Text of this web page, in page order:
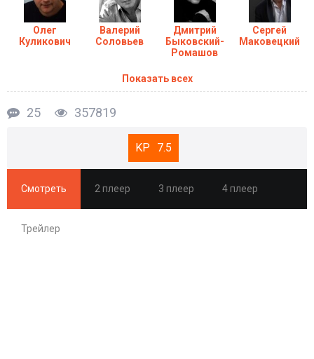
Олег
Куликович
Валерий
Соловьев
Дмитрий
Быковский-
Ромашов
Сергей
Маковецкий
Показать всех
25 357819
7.5
Смотреть 2 плеер 3 плеер 4 плеер
Трейлер